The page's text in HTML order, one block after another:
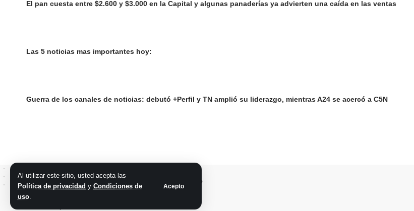
Al utilizar este sitio, usted acepta las
Política de privacidad y Condiciones de
uso.
Acepto
El pan cuesta entre $2.600 y $3.000 en la Capital y algunas panaderías ya advierten una caída en las ventas
Las 5 noticias mas importantes hoy:
Guerra de los canales de noticias: debutó +Perfil y TN amplió su liderazgo, mientras A24 se acercó a C5N